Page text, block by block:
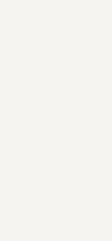
取りました。 状態は問題な
さそうです。 ありがとうご
頑張ってくれる中山さんに
3台買いましたが、これから
です。
に行ったのですが、とても
だき細かく説明して下さっ
。